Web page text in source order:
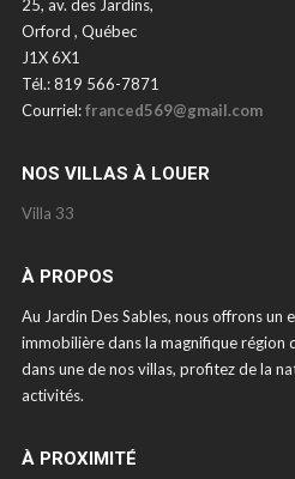
25, av. des Jardins,
Orford , Québec
J1X 6X1
Tél.: 819 566-7871
Courriel:franced569@gmail.com
NOS VILLAS À LOUER
Villa 33
À PROPOS
Au Jardin Des Sables, nous offrons un
immobilière dans la magnifique région
dans une de nos villas, profitez de la
activités.
À PROXIMITÉ